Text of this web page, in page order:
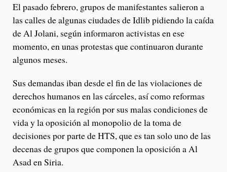
El pasado febrero, grupos de manifestantes salieron a
las calles de algunas ciudades de Idlib pidiendo la caída
de Al Jolani, según informaron activistas en ese
momento, en unas protestas que continuaron durante
algunos meses.
Sus demandas iban desde el fin de las violaciones de
derechos humanos en las cárceles, así como reformas
económicas en la región por sus malas condiciones de
vida y la oposición al monopolio de la toma de
decisiones por parte de HTS, que es tan solo uno de las
decenas de grupos que componen la oposición a Al
Asad en Siria.